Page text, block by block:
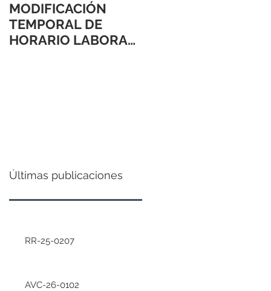
MODIFICACIÓN
TEMPORAL DE
HORARIO LABORAL
Últimas publicaciones
RR-25-0207
AVC-26-0102